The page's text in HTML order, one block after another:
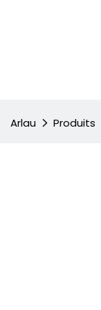
Arlau Produits